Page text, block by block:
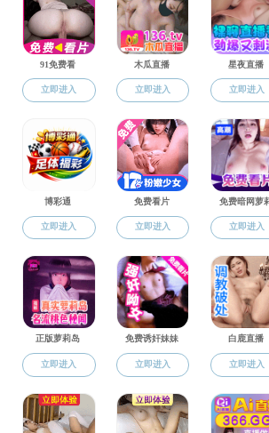
人才培养
Talent Development
研究生培养
专业设置
培养工作
下载中心
博士后流动站